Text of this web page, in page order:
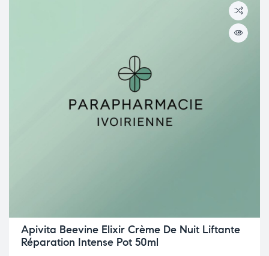
Apivita Beevine Elixir Crème De Nuit Liftante
Réparation Intense Pot 50ml